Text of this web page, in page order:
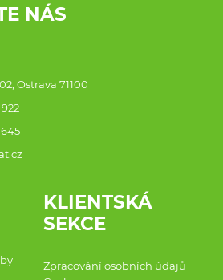
NÁS
Ostrava 71100
645
KLIENTSKÁ
SEKCE
Zpracování osobních údajů